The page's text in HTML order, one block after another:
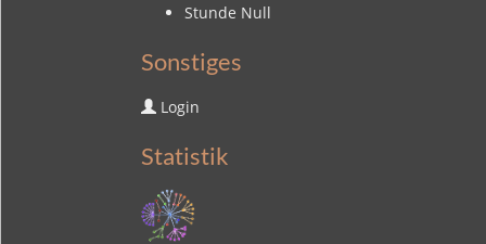
Stunde Null
Sonstiges
Login
Statistik